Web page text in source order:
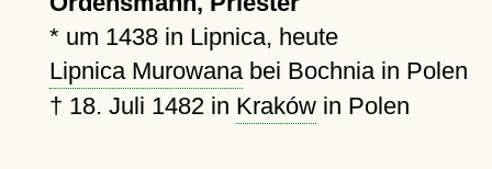
* um 1438in Lipnica, heute
Lipnica Murowanabei Bochnia in Polen
† 18. Juli 1482in Krakówin Polen